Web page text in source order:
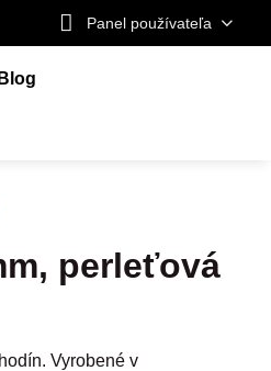
Panel používateľa
perleťová
Vyrobené v